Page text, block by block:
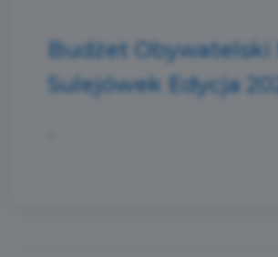
Budżet Obywatelski
Sulejówek Edycja